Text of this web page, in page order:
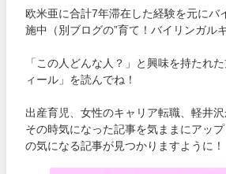
欧米亜に合計7年滞在した経験を元にバ
施中（別ブログの”育て！バイリンガル
「この人どんな人？」と興味を持たれ
ィール」を読んでね！
出産育児、女性のキャリア転職、軽井
その時気になった記事を気ままにアッ
の気になる記事が見つかりますように！